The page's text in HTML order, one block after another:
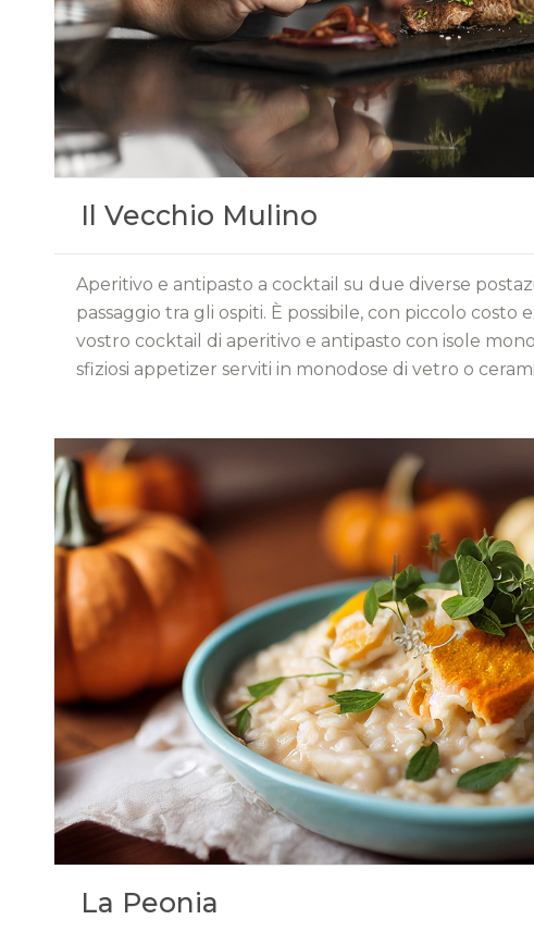
Il Vecchio Mulino
Aperitivo e antipasto a cocktail su due diverse
passaggio tra gli ospiti. È possibile, con piccolo costo
vostro cocktail di aperitivo e antipasto con isole
sfiziosi appetizer serviti in monodose di vetro o
La Peonia